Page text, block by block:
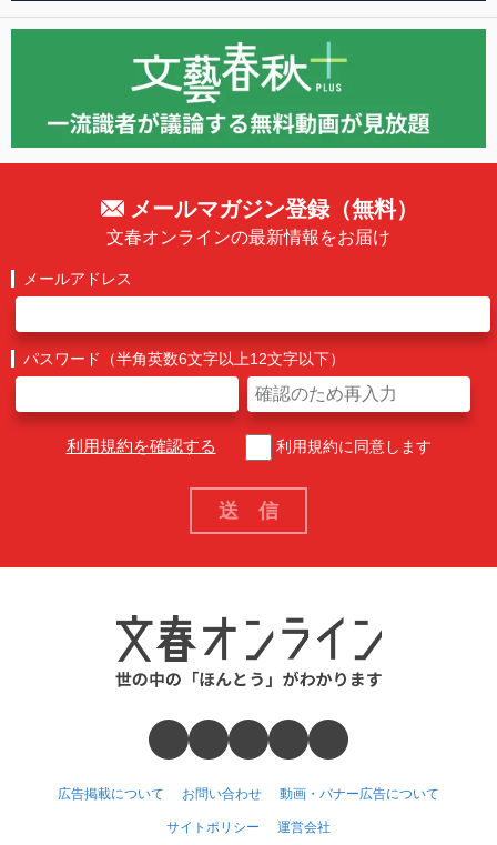
メールマガジン登録（無料）
文春オンラインの最新情報をお届け
メールアドレス
パスワード（半角英数6文字以上12文字以下）
利用規約を確認する 利用規約に同意します
広告掲載について お問い合わせ 動画・バナー広告について
サイトポリシー 運営会社